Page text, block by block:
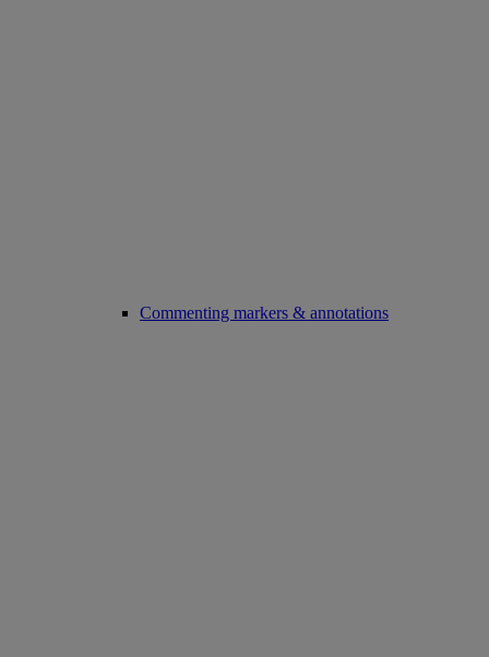
Commenting markers & annotations